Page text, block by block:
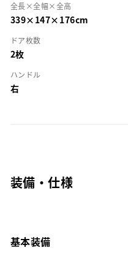
全長×全幅×全高
339×147×176cm
ドア枚数
2枚
ハンドル
右
装備・仕様
基本装備